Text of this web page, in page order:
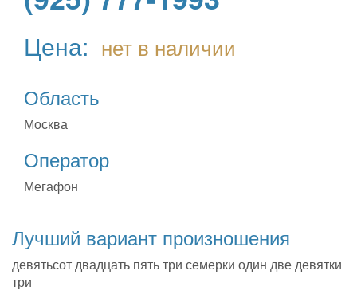
Цена: нет в наличии
Область
Москва
Оператор
Мегафон
Лучший вариант произношения
девятьсот двадцать пять три семерки один две девятки
три